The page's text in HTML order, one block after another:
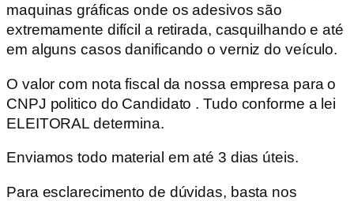
maquinas gráficas onde os adesivos são
extremamente difícil a retirada, casquilhando e até
em alguns casos danificando o verniz do veículo.
O valor com nota fiscal da nossa empresa para o
CNPJ politico do Candidato . Tudo conforme a lei
ELEITORAL determina.
Enviamos todo material em até 3 dias úteis.
Para esclarecimento de dúvidas, basta nos